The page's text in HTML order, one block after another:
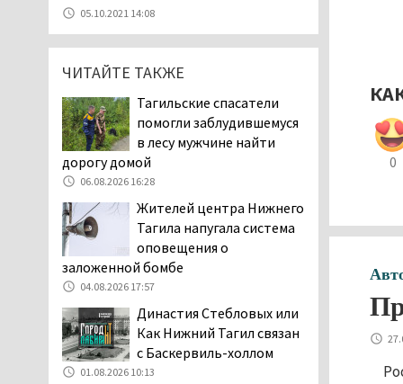
0
Екатеринбург подвергся
атаке БПЛА, восемь из
них были сбиты, три
центра
07.08.2026 11:28
Тагильские спасатели
помогли заблудившемуся
дорогу домой
06.08.2026 16:28
Прокуратура
Дзержинского района
возбудила административное дело в
отношении «Водоканала-НТ» из-за
отсутствия холодной воды
06.08.2026 15:42
05.10.2021 14:08
ЧИТАЙТЕ ТАКЖЕ
Тагильские спасатели
помогли заблудившемуся
в лесу мужчине найти
дорогу домой
06.08.2026 16:28
Жителей центра Нижнего
Тагила напугала система
оповещения о
заложенной бомбе
04.08.2026 17:57
Династия Стебловых или
Как Нижний Тагил связан
с Баскервиль-холлом
01.08.2026 10:13